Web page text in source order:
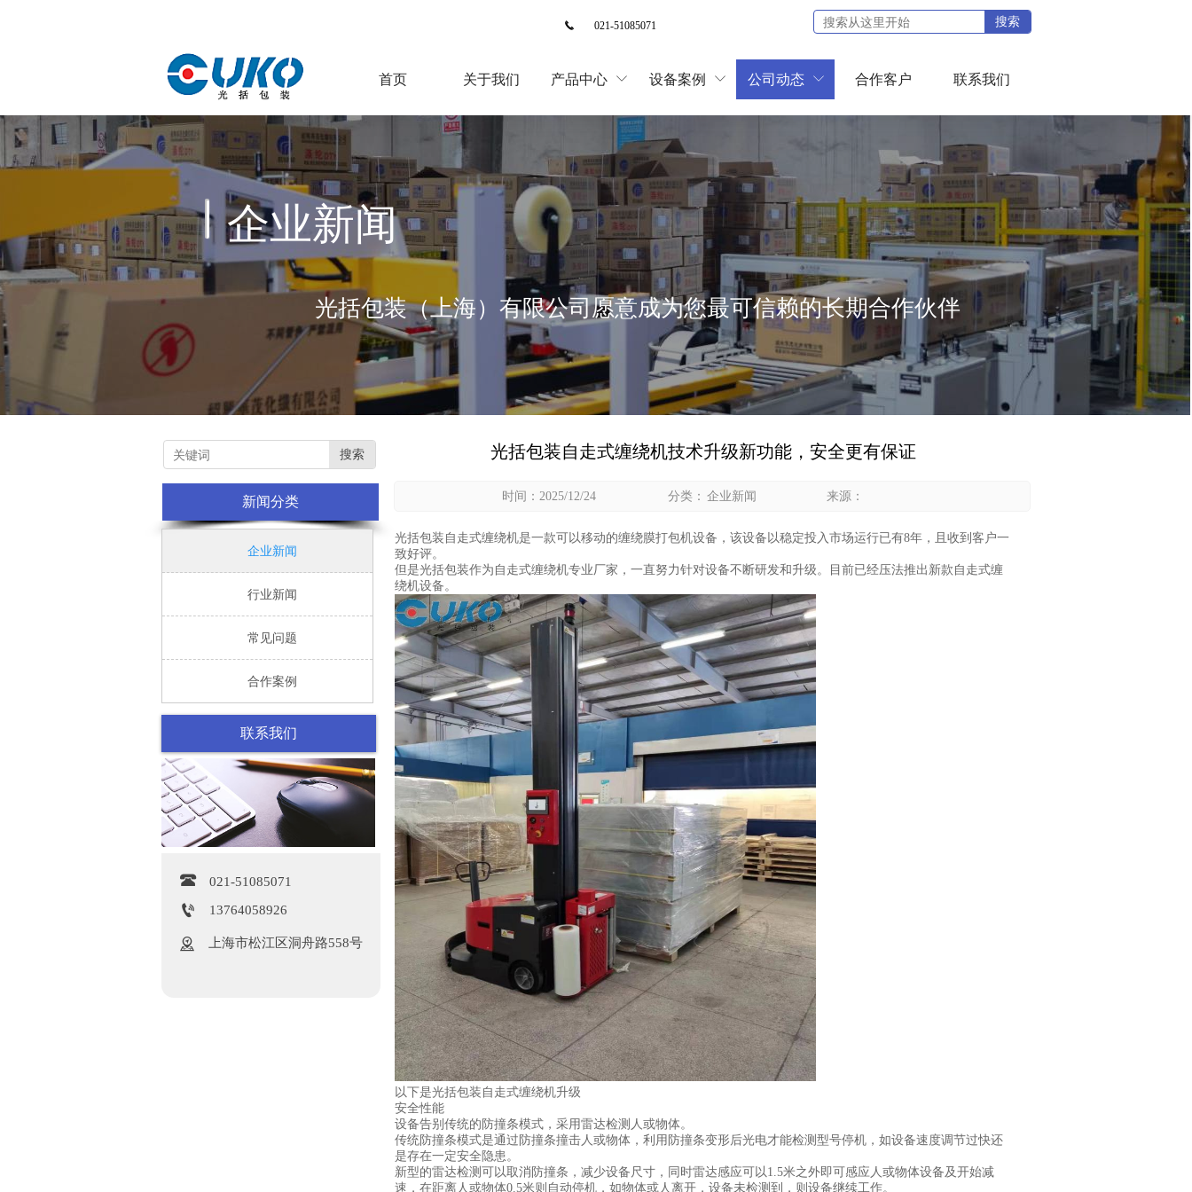
首页 关于我们 产品中心  设备案例  公司动态  合作客户 联系我们
 021-51085071 搜索
光括包装自走式缠绕机技术升级新功能，安全更有保证
搜索
光括包装 自走式缠绕机是一款可以移动的缠绕膜打包机设备，该设备以稳定投入市场运行已有8年，且收到客户一
致好评。
但是光括包装作为 自走式缠绕机专业厂家，一直努力针对设备不断研发和升级。目前已经压法推出新款 自走式缠
绕机设备。
以下是光括包装 自走式缠绕机升级
安全性能
设备告别传统的防撞条模式，采用雷达检测人或物体。
传统防撞条模式是通过防撞条撞击人或物体，利用防撞条变形后光电才能检测型号停机，如设备速度调节过快还
是存在一定安全隐患。
新型的雷达检测可以取消防撞条，减少设备尺寸，同时雷达感应可以1.5米之外即可感应人或物体设备及开始减
速，在距离人或物体0.5米则自动停机，如物体或人离开，设备未检测到，则设备继续工作。
时间：2025/12/24 分类： 企业新闻 来源：
企业新闻
光括包装（上海）有限公司愿意成为您最可信赖的长期合作伙伴
企业新闻
行业新闻
常见问题
合作案例
新闻分类
联系我们
 021-51085071
 上海市松江区洞舟路558号
 13764058926